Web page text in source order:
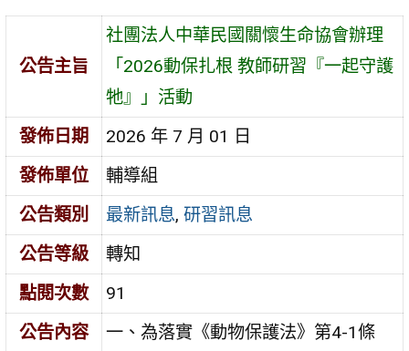
公告主旨
社團法人中華民國關懷生命協會辦理
「2026動保扎根 教師研習『一起守護
牠』」活動
發佈日期
2026 年 7 月 01 日
發佈單位
輔導組
公告類別
最新訊息,研習訊息
公告等級
轉知
點閱次數
91
公告內容
一、為落實《動物保護法》第4-1條